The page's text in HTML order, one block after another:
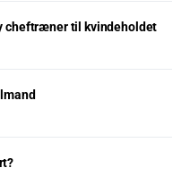
cheftræner til kvindeholdet